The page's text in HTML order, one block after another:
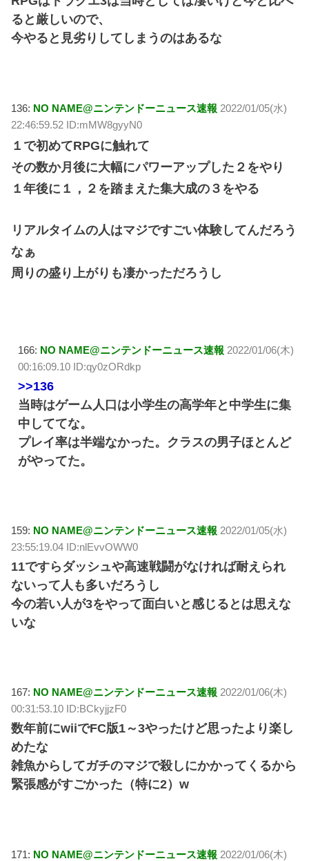
ると厳しいので、
今やると見劣りしてしまうのはあるな
136: NO NAME@ニンテンドーニュース速報 2022/01/05(水)
22:46:59.52 ID:mMW8gyyN0
１で初めてRPGに触れて
その数か月後に大幅にパワーアップした２をやり
１年後に１，２を踏まえた集大成の３をやる
リアルタイムの人はマジですごい体験してんだろう
なぁ
周りの盛り上がりも凄かっただろうし
166: NO NAME@ニンテンドーニュース速報 2022/01/06(木)
00:16:09.10 ID:qy0zORdkp
>>136
当時はゲーム人口は小学生の高学年と中学生に集
中しててな。
プレイ率は半端なかった。クラスの男子ほとんど
がやってた。
159: NO NAME@ニンテンドーニュース速報 2022/01/05(水)
23:55:19.04 ID:nlEvvOWW0
11ですらダッシュや高速戦闘がなければ耐えられ
ないって人も多いだろうし
今の若い人が3をやって面白いと感じるとは思えな
いな
167: NO NAME@ニンテンドーニュース速報 2022/01/06(木)
00:31:53.10 ID:BCkyjjzF0
数年前にwiiでFC版1～3やったけど思ったより楽し
めたな
雑魚からしてガチのマジで殺しにかかってくるから
緊張感がすごかった（特に2）w
171: NO NAME@ニンテンドーニュース速報 2022/01/06(木)